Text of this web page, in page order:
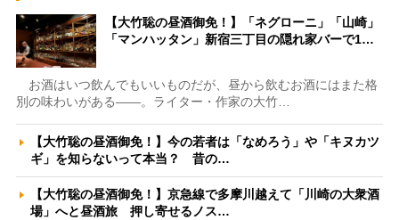
【大竹聡の昼酒御免！】「ネグローニ」「山崎」
「マンハッタン」新宿三丁目の隠れ家バーで1…
お酒はいつ飲んでもいいものだが、昼から飲むお酒にはまた格
別の味わいがある――。ライター・作家の大竹…
【大竹聡の昼酒御免！】今の若者は「なめろう」や「キヌカツ
ギ」を知らないって本当？ 昔の…
【大竹聡の昼酒御免！】京急線で多摩川越えて「川崎の大衆酒
場」へと昼酒旅 押し寄せるノス…